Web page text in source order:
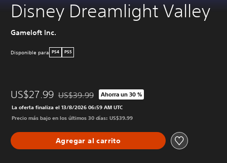
Disney Dreamlight Valley
Gameloft Inc.
Disponible para PS4 PS5
US$27.99 Rebajado del precio original de US$39.99
US$39.99 Ahorra un 30 %
La oferta finaliza el 13/8/2026 06:59 AM UTC
Precio más bajo en los últimos 30 días: US$39.99
Agregar al carrito